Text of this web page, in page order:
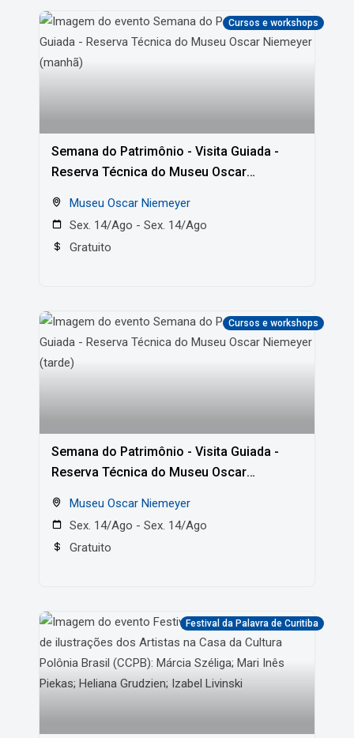
Cursos e workshops
Semana do Patrimônio - Visita Guiada -
Reserva Técnica do Museu Oscar
Museu Oscar Niemeyer
Sex. 14/Ago - Sex. 14/Ago
Gratuito
Cursos e workshops
Semana do Patrimônio - Visita Guiada -
Reserva Técnica do Museu Oscar
Museu Oscar Niemeyer
Sex. 14/Ago - Sex. 14/Ago
Gratuito
Festival da Palavra de Curitiba